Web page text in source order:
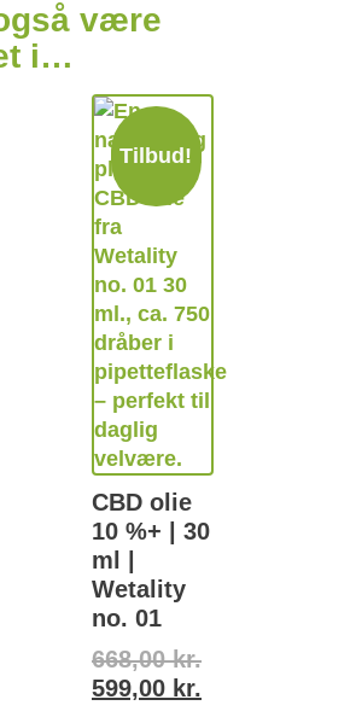
være
i…
Tilbud!
CBD olie
10 %+ | 30
ml |
Wetality
no. 01
668,00kr.
599,00 kr.